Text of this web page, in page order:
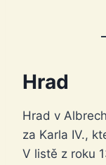
Hrad
Hrad v
za Karla IV.,
V listě z roku